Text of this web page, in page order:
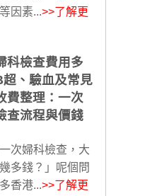
因素...>>了解更
科檢查費用多
、驗血及常見
費整理：一次
查流程與價錢
一次婦科檢查，大
多錢？」呢個問
香港...>>了解更